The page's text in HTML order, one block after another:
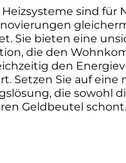
Heizsysteme sind für
Sie bieten eine
die den
den
Setzen Sie auf eine
die sowohl
Geldbeutel schont.